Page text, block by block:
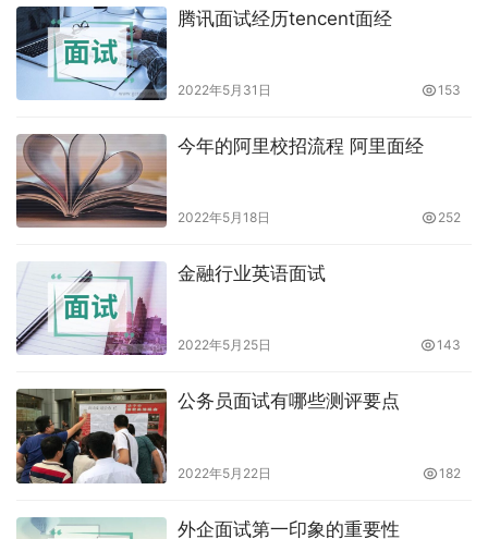
腾讯面试经历tencent面经
2022年5月31日 153
今年的阿里校招流程 阿里面经
2022年5月18日 252
金融行业英语面试
2022年5月25日 143
公务员面试有哪些测评要点
2022年5月22日 182
外企面试第一印象的重要性